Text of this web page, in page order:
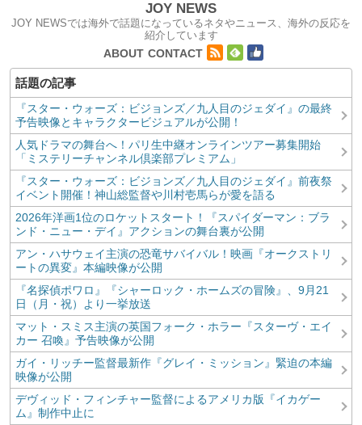
JOY NEWS
JOY NEWSでは海外で話題になっているネタやニュース、海外の反応を
紹介しています
コンテンツへ移動
ABOUT CONTACT
『スター・ウォーズ：ビジョンズ／九人目のジェダイ』の最終
予告映像とキャラクタービジュアルが公開！
人気ドラマの舞台へ！パリ生中継オンラインツアー募集開始
「ミステリーチャンネル倶楽部プレミアム」
『スター・ウォーズ：ビジョンズ／九人目のジェダイ』前夜祭
イベント開催！神山総監督や川村壱馬らが愛を語る
2026年洋画1位のロケットスタート！『スパイダーマン：ブラ
ンド・ニュー・デイ』アクションの舞台裏が公開
アン・ハサウェイ主演の恐竜サバイバル！映画『オークストリ
ートの異変』本編映像が公開
『名探偵ポワロ』『シャーロック・ホームズの冒険』、9月21
日（月・祝）より一挙放送
マット・スミス主演の英国フォーク・ホラー『スターヴ・エイ
カー 召喚』予告映像が公開
ガイ・リッチー監督最新作『グレイ・ミッション』緊迫の本編
映像が公開
デヴィッド・フィンチャー監督によるアメリカ版『イカゲー
ム』制作中止に